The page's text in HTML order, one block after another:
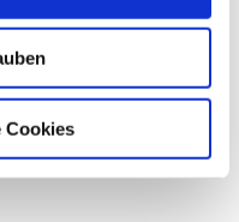
Cookies
die